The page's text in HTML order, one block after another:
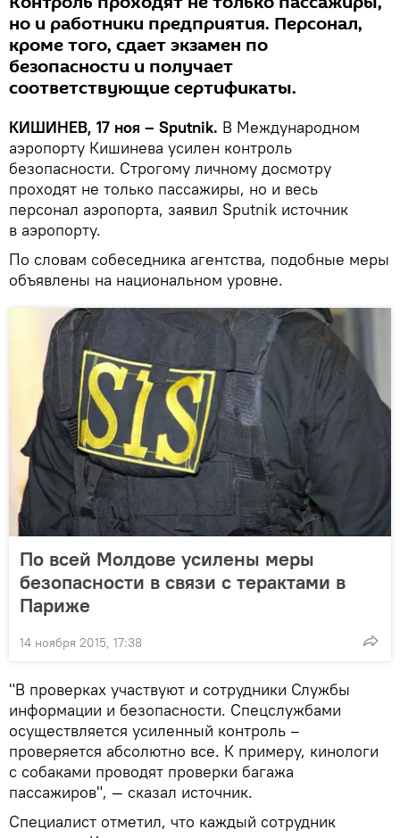
но и работники предприятия. Персонал,
кроме того, сдает экзамен по
безопасности и получает
соответствующие сертификаты.
КИШИНЕВ, 17 ноя – Sputnik. В Международном
аэропорту Кишинева усилен контроль
безопасности. Строгому личному досмотру
проходят не только пассажиры, но и весь
персонал аэропорта, заявил Sputnik источник
в аэропорту.
По словам собеседника агентства, подобные меры
объявлены на национальном уровне.
По всей Молдове усилены меры
безопасности в связи с терактами в
Париже
14 ноября 2015, 17:38
"В проверках участвуют и сотрудники Службы
информации и безопасности. Спецслужбами
осуществляется усиленный контроль –
проверяется абсолютно все. К примеру, кинологи
с собаками проводят проверки багажа
пассажиров", — сказал источник.
Специалист отметил, что каждый сотрудник